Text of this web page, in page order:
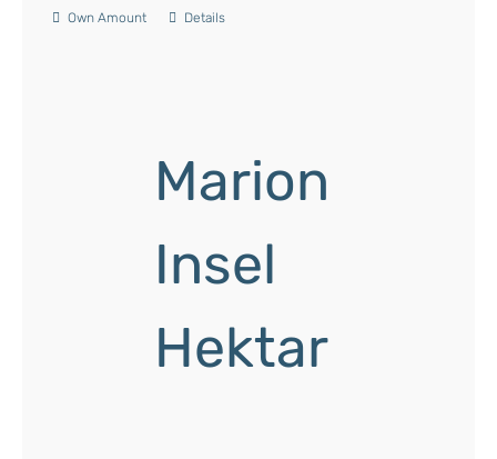
Own Amount Details
Marion
Insel
Hektar